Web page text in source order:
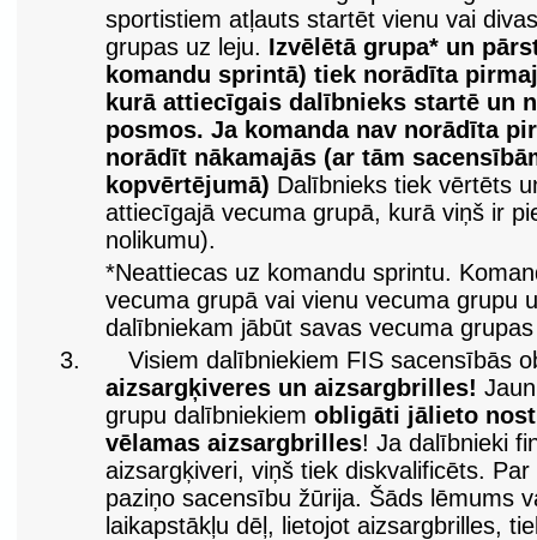
sportistiem atļauts startēt vienu vai
grupas uz leju. Izvēlētā grupa* un
komandu sprintā) tiek norādīta
kurā attiecīgais dalībnieks startē un
posmos. Ja komanda nav norādīta
norādīt nākamajās (ar tām
kopvērtējumā) Dalībnieks tiek vērtēts
attiecīgajā vecuma grupā, kurā viņš ir
nolikumu).
*Neattiecas uz komandu sprintu.
vecuma grupā vai vienu vecuma grupu
dalībniekam jābūt savas vecuma
3.
Visiem dalībniekiem FIS sacensībās
aizsargķiveres un aizsargbrilles!
grupu dalībniekiem obligāti jālieto
vēlamas aizsargbrilles! Ja dalībnieki
aizsargķiveri, viņš tiek diskvalificēts.
paziņo sacensību žūrija. Šāds lēmums
laikapstākļu dēļ, lietojot aizsargbrilles,